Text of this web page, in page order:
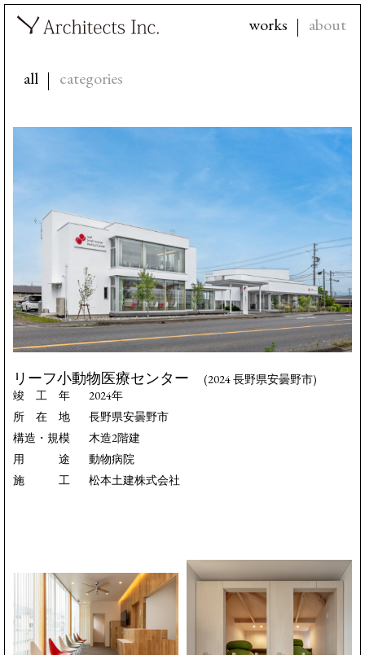
works about
all categories
リーフ小動物医療センター
(2024 長野県安曇野市)
竣工年
2024年
所在地
長野県安曇野市
構造・規模
木造2階建
用途
動物病院
施工
松本土建株式会社